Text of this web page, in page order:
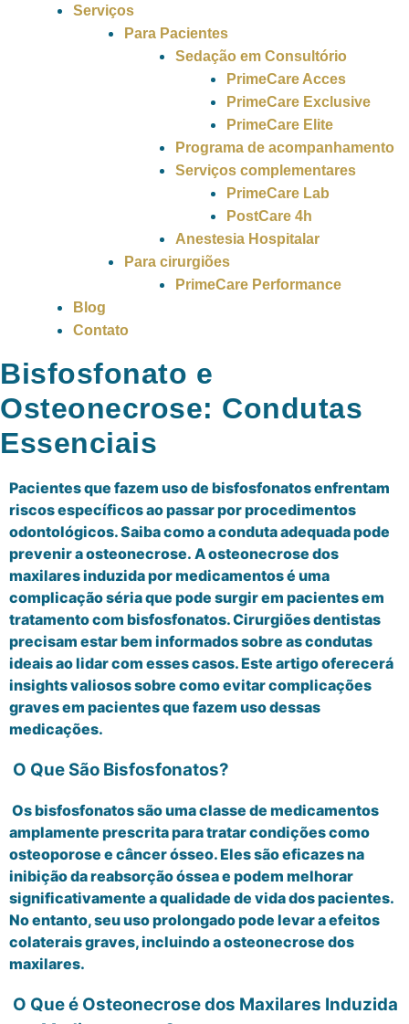
Serviços
Para Pacientes
Sedação em Consultório
PrimeCare Acces
PrimeCare Exclusive
PrimeCare Elite
Programa de acompanhamento
Serviços complementares
PrimeCare Lab
PostCare 4h
Anestesia Hospitalar
Para cirurgiões
PrimeCare Performance
Blog
Contato
Bisfosfonato e
Osteonecrose: Condutas
Essenciais
Pacientes que fazem uso de bisfosfonatos enfrentam
riscos específicos ao passar por procedimentos
odontológicos. Saiba como a conduta adequada pode
prevenir a osteonecrose. A osteonecrose dos
maxilares induzida por medicamentos é uma
complicação séria que pode surgir em pacientes em
tratamento com bisfosfonatos. Cirurgiões dentistas
precisam estar bem informados sobre as condutas
ideais ao lidar com esses casos. Este artigo oferecerá
insights valiosos sobre como evitar complicações
graves em pacientes que fazem uso dessas
medicações.
O Que São Bisfosfonatos?
Os bisfosfonatos são uma classe de medicamentos
amplamente prescrita para tratar condições como
osteoporose e câncer ósseo. Eles são eficazes na
inibição da reabsorção óssea e podem melhorar
significativamente a qualidade de vida dos pacientes.
No entanto, seu uso prolongado pode levar a efeitos
colaterais graves, incluindo a osteonecrose dos
maxilares.
O Que é Osteonecrose dos Maxilares Induzida